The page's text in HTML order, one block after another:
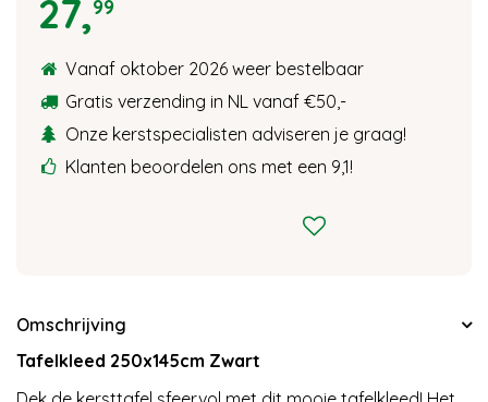
27,99
Vanaf oktober 2026 weer bestelbaar
Gratis verzending in NL vanaf €50,-
Onze kerstspecialisten adviseren je graag!
Klanten beoordelen ons met een 9,1!
Omschrijving
Tafelkleed 250x145cm Zwart